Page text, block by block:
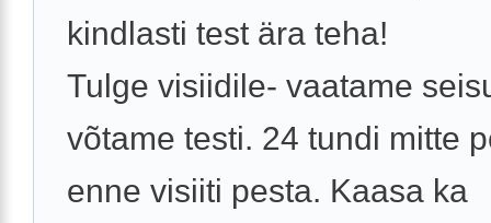
kindlasti test ära teha!
Tulge visiidile- vaatame
võtame testi. 24 tundi mitte
enne visiiti pesta. Kaasa ka